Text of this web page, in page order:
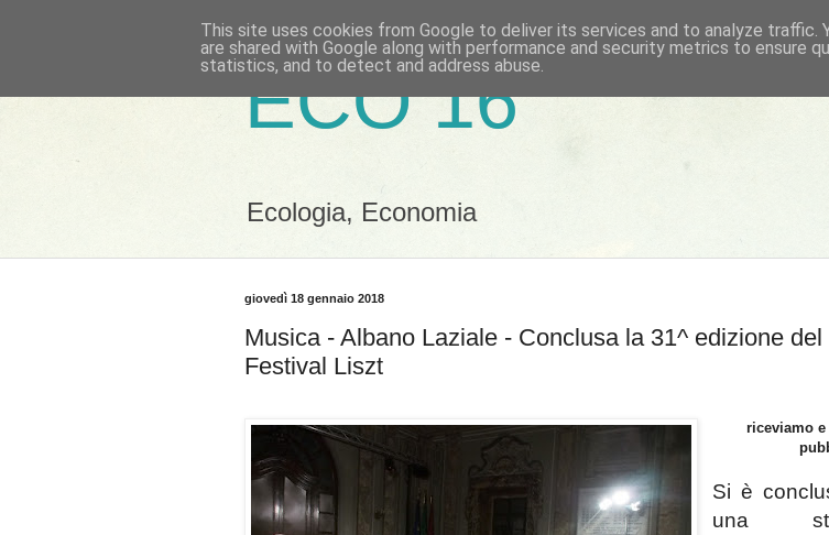
ECO 16
Ecologia, Economia
giovedì 18 gennaio 2018
Musica - Albano Laziale - Conclusa la 31^ edizione del
Festival Liszt
riceviamo
Siè
una
This site uses cookies from Google to deliver its services and to analyze traffic.
are shared with Google along with performance and security metrics to ensure
statistics, and to detect and address abuse.